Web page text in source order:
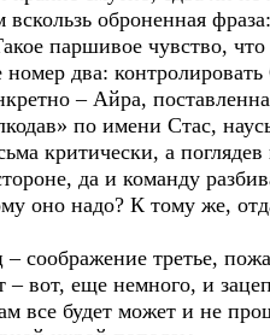
вскользь оброненная
паршивое чувство,
два:
– Айра,
по имени Стас,
критически, а
да и команду
оно надо? К тому же,
соображение третье,
– вот, еще немного, и
все будет может и не